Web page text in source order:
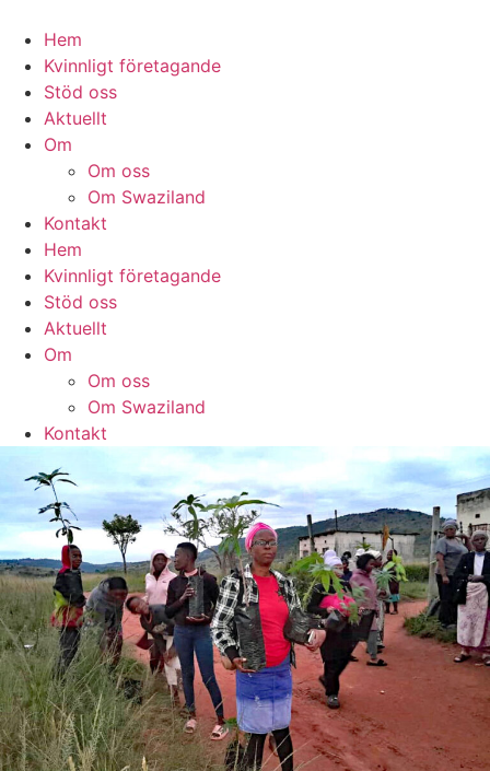
innehåll
Hem
Kvinnligt företagande
Stöd oss
Aktuellt
Om
Om oss
Om Swaziland
Kontakt
Hem
Kvinnligt företagande
Stöd oss
Aktuellt
Om
Om oss
Om Swaziland
Kontakt